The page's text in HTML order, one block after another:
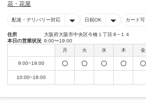
花・花屋
配達・デリバリー対応 日祝OK カード可
住所
大阪府大阪市中央区今橋１丁目８−１４
本日の営業状況 9:00〜19:00
月
火 水 木 金
9:00~19:00
10:00~18:00